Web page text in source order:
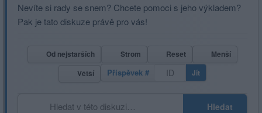
Nevíte si rady se snem? Chcete pomoci s jeho výkladem?
Pak je tato diskuze právě pro vás!
Od nejstarších Strom Reset
Menší
Větší
Příspěvek # Jít
Hledat